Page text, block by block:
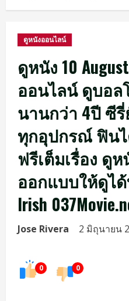
ดูหนังออนไลน์
ดูหนัง 10
ออนไลน์ ดูบอล
นานกว่า 4ปี ซี
ทุกอุปกรณ์ ฟิน
ฟรีเต็มเรื่อง ดู
ออกแบบให้ดูได้
Irish
Jose Rivera 2 มิถุนายน
0 0